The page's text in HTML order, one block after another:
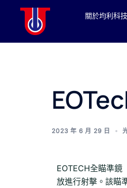
關於均利科技
2023 年 6 月 29 日
EOTECH全瞄準鏡
放進行射擊。該瞄